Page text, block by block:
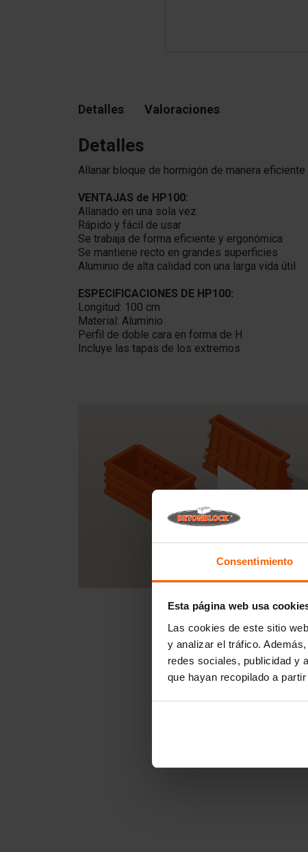
Consentimiento
Esta página web usa
Las cookies de este sitio
y analizar el tráfico.
redes sociales, publicidad y
que hayan recopilado a
Detalles Valoraciones
Detalles
Allanar bloque de hormigón de manera
VENTAJAS de HP100:
Allanado en una sola vez
Rápido y fácil de usar
Se trabaja de forma eficiente y ergonómica
Se mantiene recto en grandes superficies
Aluminio de alta calidad con una larga vida útil
ESPECIFICACIONES DE HP100:
Longitud: 100 cm
Material: Aluminio
Perfil de doble cara en forma de H
Incluye las tapas de los extremos